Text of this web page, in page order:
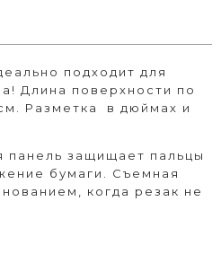
подходит для
Длина поверхности по
Разметка в дюймах и
панель защищает пальцы
бумаги. Съемная
когда резак не